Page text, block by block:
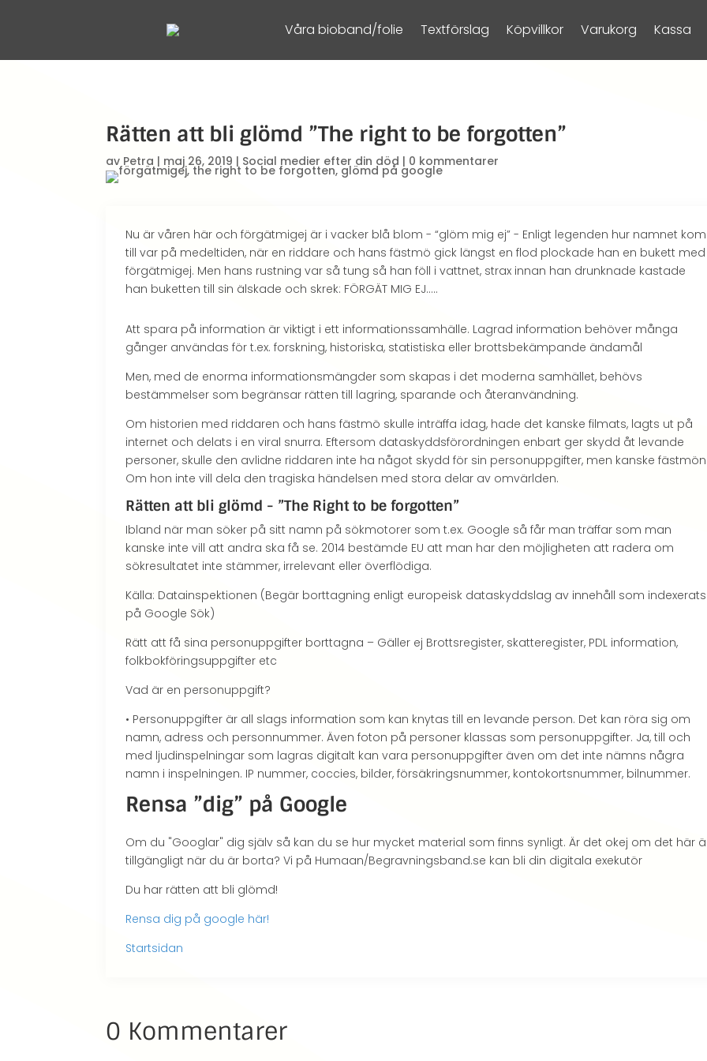
Våra bioband/folie Textförslag Köpvillkor Varukorg Kassa
Rätten att bli glömd ”The right to be forgotten”
av Petra | maj 26, 2019 | Social medier efter din död | 0 kommentarer
Nu är våren här och förgätmigej är i vacker blå blom - “glöm mig ej” - Enligt legenden hur namnet kom
till var på medeltiden, när en riddare och hans fästmö gick längst en flod plockade han en bukett med
förgätmigej. Men hans rustning var så tung så han föll i vattnet, strax innan han drunknade kastade
han buketten till sin älskade och skrek: FÖRGÄT MIG EJ…..
Att spara på information är viktigt i ett informationssamhälle. Lagrad information behöver många
gånger användas för t.ex. forskning, historiska, statistiska eller brottsbekämpande ändamål
Men, med de enorma informationsmängder som skapas i det moderna samhället, behövs
bestämmelser som begränsar rätten till lagring, sparande och återanvändning.
Om historien med riddaren och hans fästmö skulle inträffa idag, hade det kanske filmats, lagts ut på
internet och delats i en viral snurra. Eftersom dataskyddsförordningen enbart ger skydd åt levande
personer, skulle den avlidne riddaren inte ha något skydd för sin personuppgifter, men kanske
Om hon inte vill dela den tragiska händelsen med stora delar av omvärlden.
Rätten att bli glömd - ”The Right to be forgotten”
Ibland när man söker på sitt namn på sökmotorer som t.ex. Google så får man träffar som man
kanske inte vill att andra ska få se. 2014 bestämde EU att man har den möjligheten att radera om
sökresultatet inte stämmer, irrelevant eller överflödiga.
Källa: Datainspektionen (Begär borttagning enligt europeisk dataskyddslag av innehåll som indexerats
på Google Sök)
Rätt att få sina personuppgifter borttagna – Gäller ej Brottsregister, skatteregister, PDL information,
folkbokföringsuppgifter etc
Vad är en personuppgift?
• Personuppgifter är all slags information som kan knytas till en levande person. Det kan röra sig om
namn, adress och personnummer. Även foton på personer klassas som personuppgifter. Ja, till och
med ljudinspelningar som lagras digitalt kan vara personuppgifter även om det inte nämns några
namn i inspelningen. IP nummer, coccies, bilder, försäkringsnummer, kontokortsnummer, bilnummer.
Rensa ”dig” på Google
Om du "Googlar" dig själv så kan du se hur mycket material som finns synligt. Är det okej om det här
tillgängligt när du är borta? Vi på Humaan/Begravningsband.se kan bli din digitala exekutör
Du har rätten att bli glömd!
Rensa dig på google här!
Startsidan
0 Kommentarer